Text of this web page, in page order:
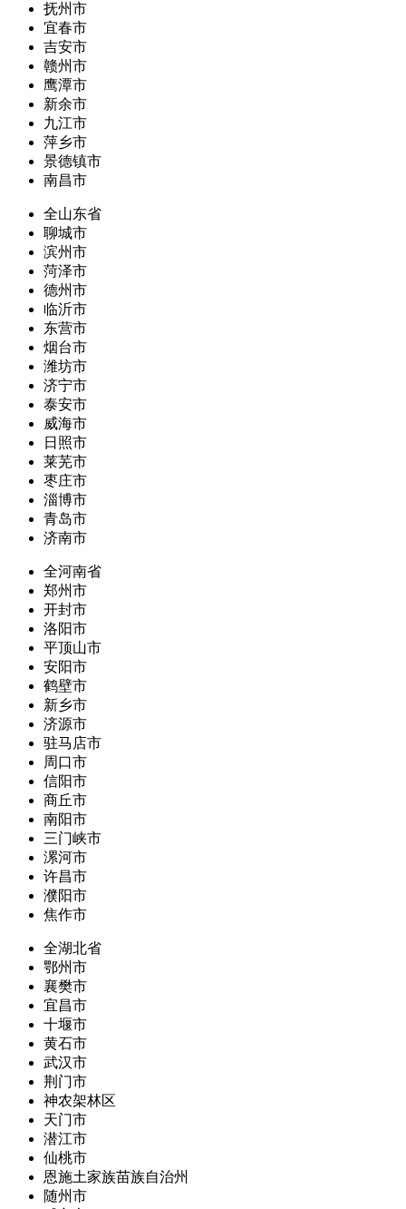
抚州市
宜春市
吉安市
赣州市
鹰潭市
新余市
九江市
萍乡市
景德镇市
南昌市
全山东省
聊城市
滨州市
菏泽市
德州市
临沂市
东营市
烟台市
潍坊市
济宁市
泰安市
威海市
日照市
莱芜市
枣庄市
淄博市
青岛市
济南市
全河南省
郑州市
开封市
洛阳市
平顶山市
安阳市
鹤壁市
新乡市
济源市
驻马店市
周口市
信阳市
商丘市
南阳市
三门峡市
漯河市
许昌市
濮阳市
焦作市
全湖北省
鄂州市
襄樊市
宜昌市
十堰市
黄石市
武汉市
荆门市
神农架林区
天门市
潜江市
仙桃市
恩施土家族苗族自治州
随州市